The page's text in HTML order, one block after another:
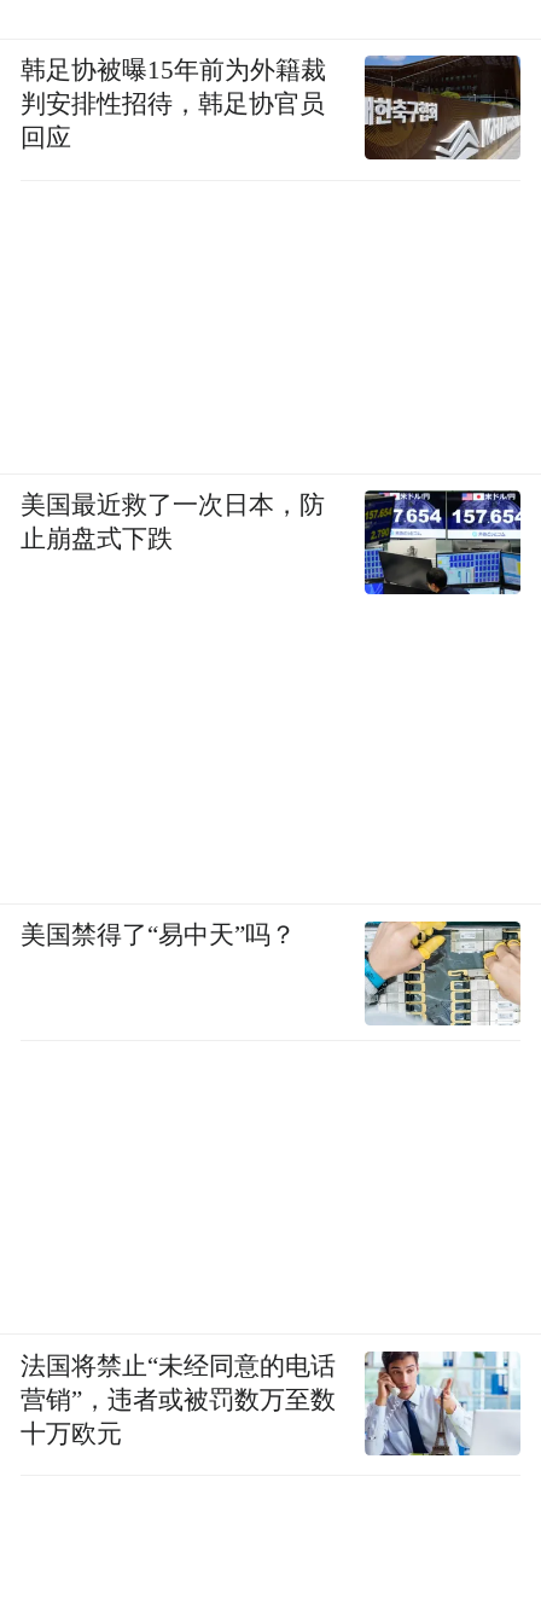
韩足协被曝15年前为外籍裁
判安排性招待，韩足协官员
回应
美国最近救了一次日本，防
止崩盘式下跌
美国禁得了“易中天”吗？
法国将禁止“未经同意的电话
营销”，违者或被罚数万至数
十万欧元